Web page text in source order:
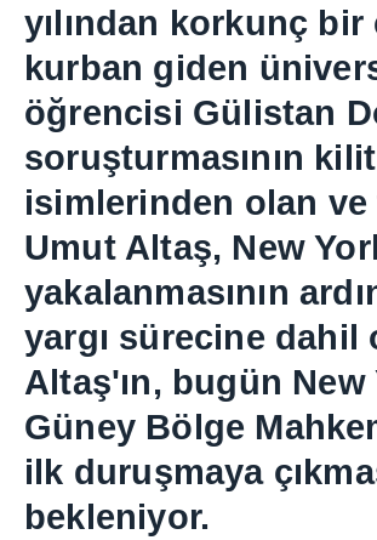
yılından korkunç bir
kurban giden
öğrencisi Gülistan
soruşturmasının kilit
isimlerinden olan ve
Umut Altaş, New
yakalanmasının ardı
yargı sürecine dahil
Altaş'ın, bugün New
Güney Bölge
ilk duruşmaya çı
bekleniyor.